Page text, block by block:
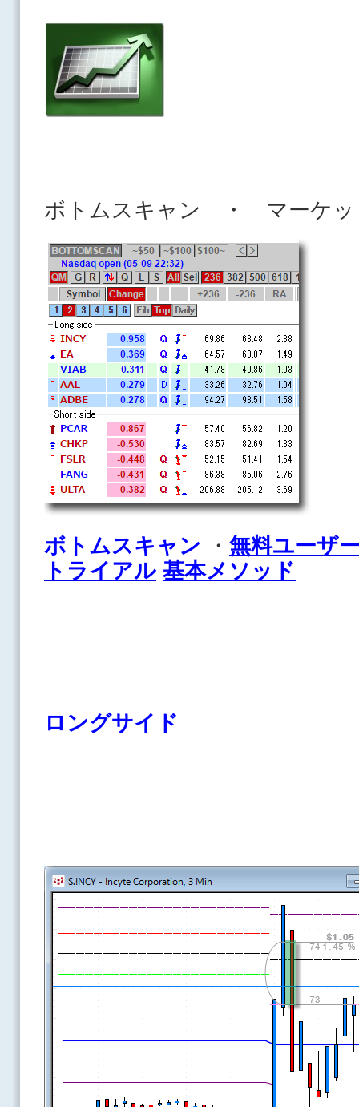
ボトムスキャン ・ マーケッ
ボトムスキャン ・ 無料ユーザ
トライアル 基本メソッド
ロングサイド